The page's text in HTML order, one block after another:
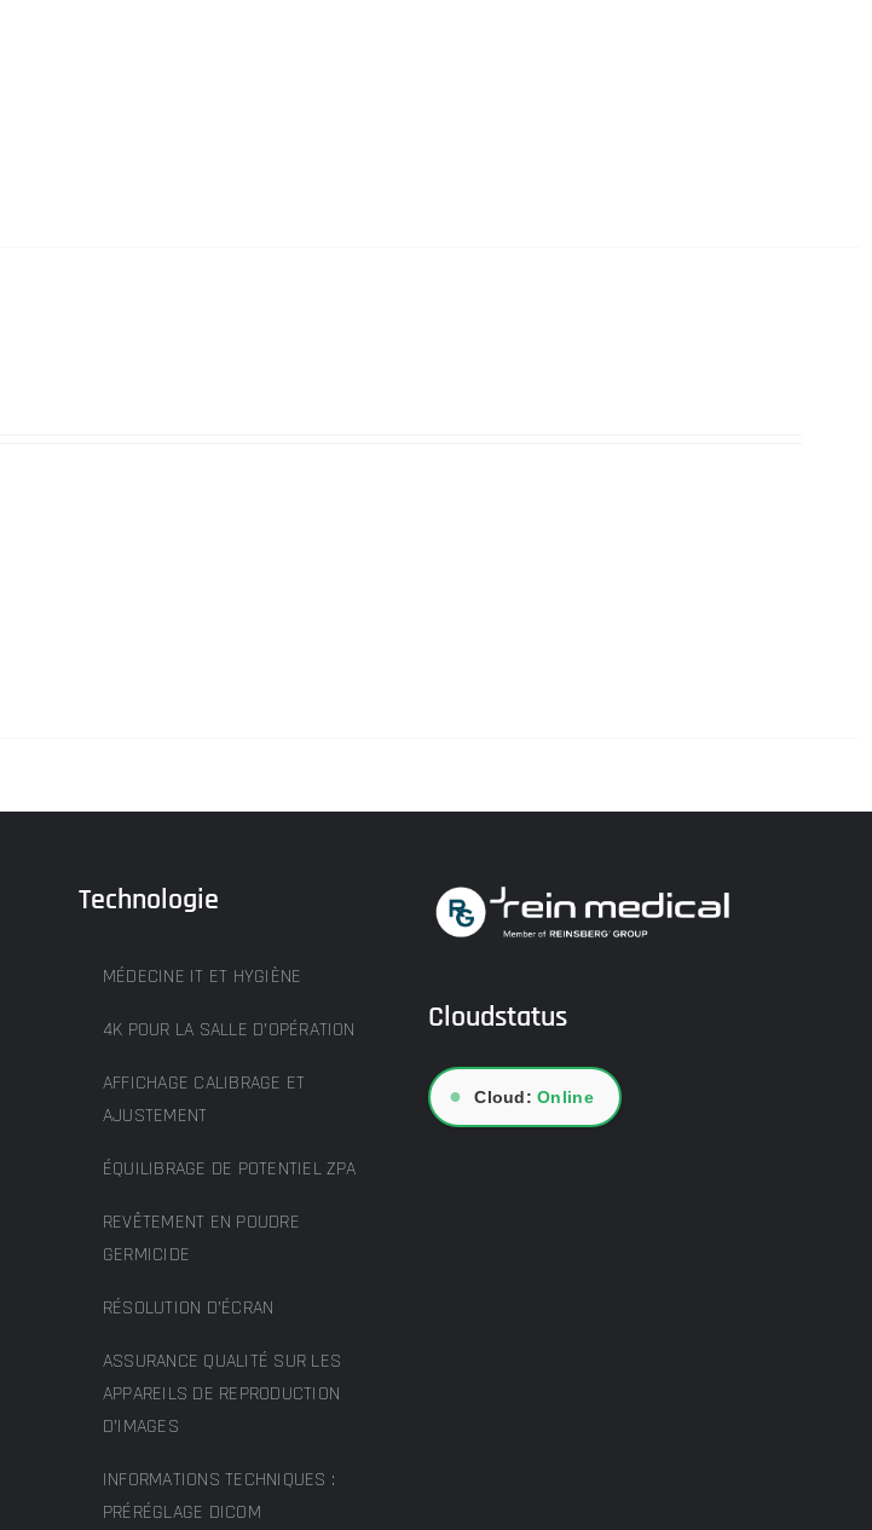
Technologie
MÉDECINE IT ET HYGIÈNE
4K POUR LA SALLE D’OPÉRATION
AFFICHAGE CALIBRAGE ET
AJUSTEMENT
ÉQUILIBRAGE DE POTENTIEL ZPA
REVÊTEMENT EN POUDRE
GERMICIDE
RÉSOLUTION D’ÉCRAN
ASSURANCE QUALITÉ SUR LES
APPAREILS DE REPRODUCTION
D’IMAGES
INFORMATIONS TECHNIQUES :
PRÉRÉGLAGE DICOM
Cloudstatus
● Cloud:Online